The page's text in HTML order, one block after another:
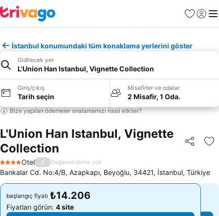
Favoriler
Giriş
İstanbul konumundaki tüm konaklama yerlerini göster
Gidilecek yer
L'Union Han Istanbul, Vignette Collection
Giriş/çıkış
Tarih seçin
Misafirler ve odalar
2 Misafir, 1 Oda.
Bize yapılan ödemeler sıralamamızı nasıl etkiler?
L'Union Han Istanbul, Vignette
Collection
Paylaş
4 Yıldız
Otel / Değerlendirme yok
Bankalar Cd. No:4/B, Azapkapı, Beyoğlu, 34421, İstanbul, Türkiye
başlangıç fiyatı ₺14.206
Fiyatları görün: 4 site
başlangıç fiyatı ₺14.206
Fiyatları görün: 4 site